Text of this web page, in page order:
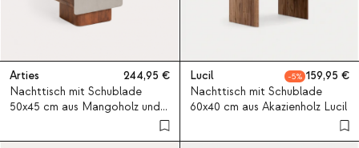
Arties
244,95
Nachttisch mit Schublade
50x45 cm aus Mangoholz und
Lucil 5
159,95
Nachttisch mit Schublade
60x40 cm aus Akazienholz Lucil